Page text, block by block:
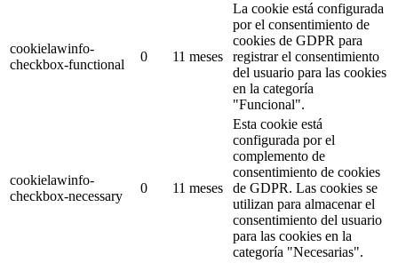
cookielawinfo-
checkbox-functional
0 11 meses
La cookie está configurada
por el consentimiento de
cookies de GDPR para
registrar el consentimiento
del usuario para las cookies
en la categoría
"Funcional".
cookielawinfo-
checkbox-necessary
0 11 meses
Esta cookie está
configurada por el
complemento de
consentimiento de cookies
de GDPR. Las cookies se
utilizan para almacenar el
consentimiento del usuario
para las cookies en la
categoría "Necesarias".